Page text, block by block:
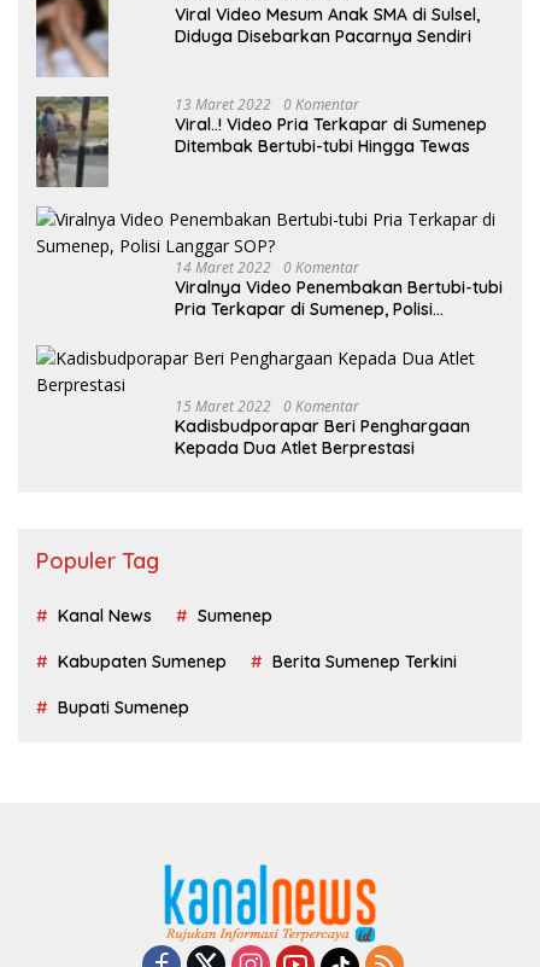
Viral Video Mesum Anak SMA di Sulsel,
Diduga Disebarkan Pacarnya Sendiri
13 Maret 2022 0 Komentar
Viral..! Video Pria Terkapar di Sumenep
Ditembak Bertubi-tubi Hingga Tewas
14 Maret 2022 0 Komentar
Viralnya Video Penembakan Bertubi-tubi
Pria Terkapar di Sumenep, Polisi
15 Maret 2022 0 Komentar
Kadisbudporapar Beri Penghargaan
Kepada Dua Atlet Berprestasi
Populer Tag
Kanal News Sumenep
Kabupaten Sumenep Berita Sumenep Terkini
Bupati Sumenep